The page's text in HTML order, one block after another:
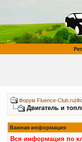
Форум Fluence-
Двигатель и
Важная информация
Вся информация по